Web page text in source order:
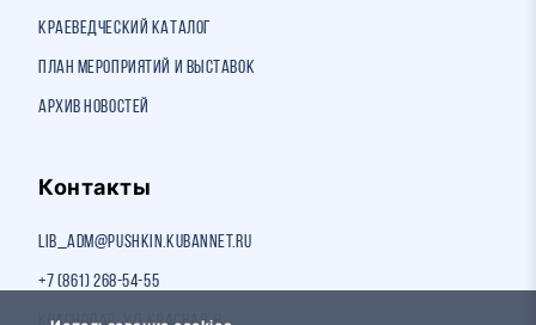
Краеведческий каталог
План мероприятий и выставок
Архив новостей
Контакты
lib_adm@pushkin.kubannet.ru
+7 (861) 268-54-55